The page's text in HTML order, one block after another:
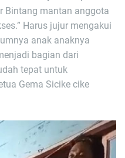
Bintang mantan anggota
Harus jujur mengakui
anak anaknya
bagian dari
tepat untuk
Gema Sicike cike